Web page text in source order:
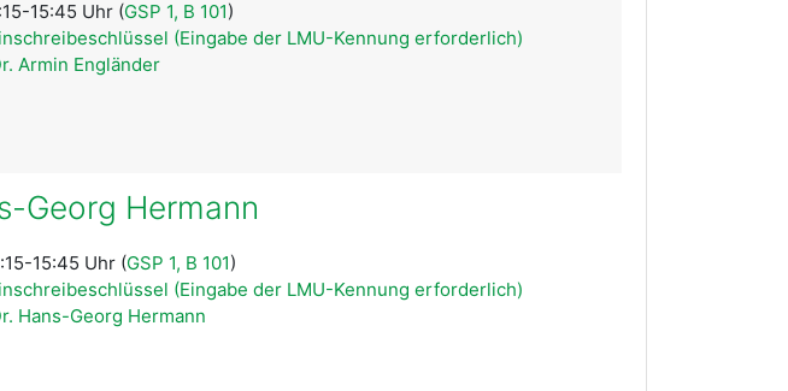
15:45 Uhr (GSP 1, B 101)
(Eingabe der LMU-Kennung erforderlich)
Armin Engländer
Georg Hermann
15:45 Uhr (GSP 1, B 101)
(Eingabe der LMU-Kennung erforderlich)
Hans-Georg Hermann